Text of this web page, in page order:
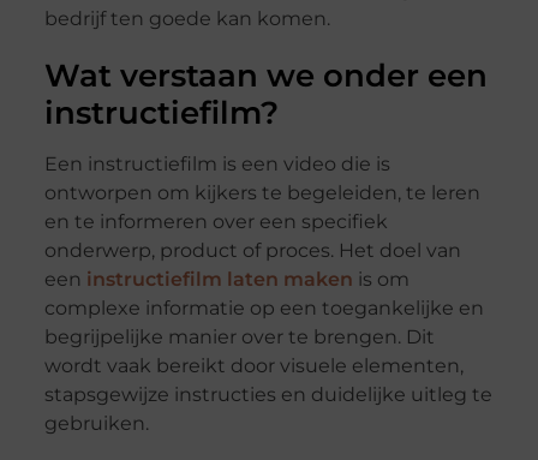
bedrijf ten goede kan komen.
Wat verstaan we onder een
instructiefilm?
Een instructiefilm is een video die is
ontworpen om kijkers te begeleiden, te leren
en te informeren over een specifiek
onderwerp, product of proces. Het doel van
een instructiefilm laten maken is om
complexe informatie op een toegankelijke en
begrijpelijke manier over te brengen. Dit
wordt vaak bereikt door visuele elementen,
stapsgewijze instructies en duidelijke uitleg te
gebruiken.